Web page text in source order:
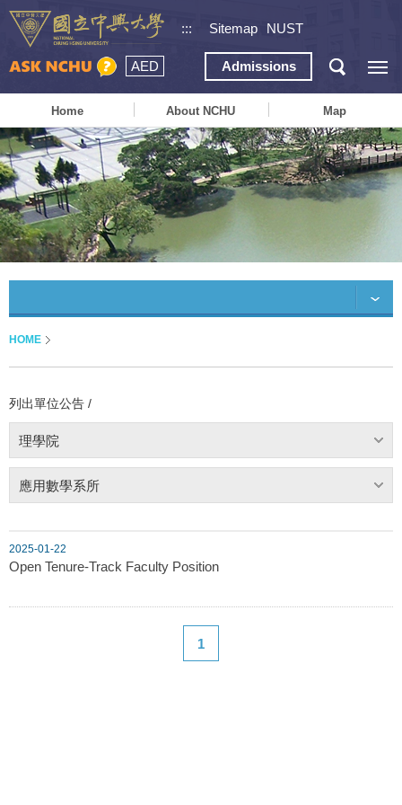
::: Sitemap NUST
AED Admissions
Home About NCHU Map
HOME
列出單位公告 /
理學院
應用數學系所
2025-01-22
Open Tenure-Track Faculty Position
1